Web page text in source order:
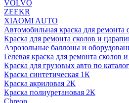
VOLVO
ZEEKR
XIAOMI AUTO
Автомобильная краска для ремонта
Краска для ремонта сколов и
Аэрозольные баллоны и
Гелевая краска для ремонта сколов
Краска для грузовых авто по
Краска синтетическая 1К
Краска акриловая 2К
Краска полиуретановая 2К
Chreon